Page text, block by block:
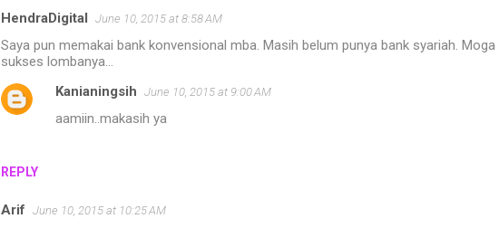
HendraDigital June 10, 2015 at 8:58 AM
Saya pun memakai bank konvensional mba. Masih belum punya bank syariah. Moga
sukses lombanya...
REPLY
Kanianingsih June 10, 2015 at 9:00 AM
aamiin..makasih ya
Arif June 10, 2015 at 10:25 AM